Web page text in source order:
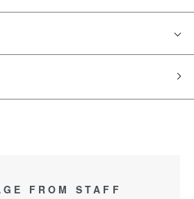
FROM STAFF